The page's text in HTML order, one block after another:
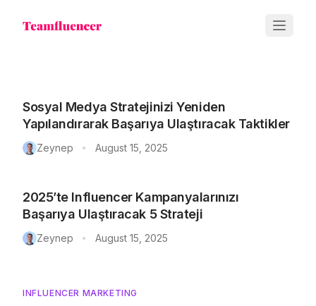
Sosyal Medya Stratejinizi Yeniden
Yapılandırarak Başarıya Ulaştıracak Taktikler
Zeynep • August 15, 2025
2025’te Influencer Kampanyalarınızı
Başarıya Ulaştıracak 5 Strateji
Zeynep • August 15, 2025
INFLUENCER MARKETING